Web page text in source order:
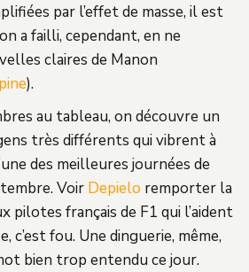
par l’effet de masse, il est
a failli, cependant, en ne
claires de Manon
).
au tableau, on découvre un
très différents qui vibrent à
des meilleures journées de
Voir Depielo remporter la
pilotes français de F1 qui l’aident
c’est fou. Une dinguerie, même,
bien trop entendu ce jour.